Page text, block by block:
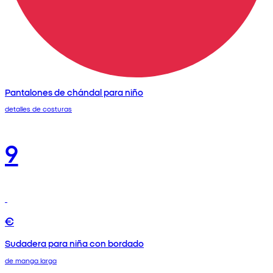
Pantalones de chándal para niño
detalles de costuras
9
€
Sudadera para niña con bordado
de manga larga